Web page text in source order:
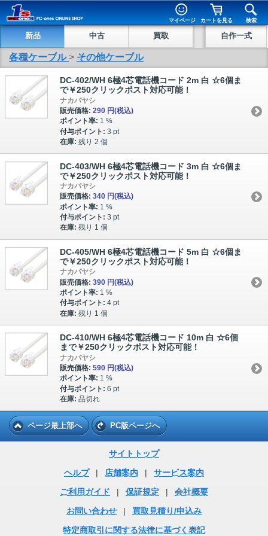
マイページ カートを見る 検索
新品 中古 買取 自作一式
各種ケーブル > その他ケーブル
DC-402/WH 6極4芯電話機コード 2m 白 ☆6個ま
で￥250クリックポスト対応可能！
ナカバヤシ
販売価格: 290 円(税込)
ポイント率: 1 %
付与ポイント: 3 pt
在庫: 残り 2 個
DC-403/WH 6極4芯電話機コード 3m 白 ☆6個ま
で￥250クリックポスト対応可能！
ナカバヤシ
販売価格: 340 円(税込)
ポイント率: 1 %
付与ポイント: 3 pt
在庫: 残り 1 個
DC-405/WH 6極4芯電話機コード 5m 白 ☆6個ま
で￥250クリックポスト対応可能！
ナカバヤシ
販売価格: 390 円(税込)
ポイント率: 1 %
付与ポイント: 4 pt
在庫: 残り 1 個
DC-410/WH 6極4芯電話機コード 10m 白 ☆6個
まで￥250クリックポスト対応可能！
ナカバヤシ
販売価格: 590 円(税込)
ポイント率: 1 %
付与ポイント: 6 pt
在庫: 品切れ
ページ最上部へ PC版ページへ
サイトトップ
ヘルプ
| 店舗案内 |
サービス案内
ご利用ガイド
| 保証規定 |
会社概要
お問い合わせ
|
買取見積り/申込み
特定商取引に関する法律に基づく表記